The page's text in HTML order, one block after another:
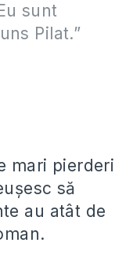
sunt
Pilat.”
mari pierderi
să
au atât de